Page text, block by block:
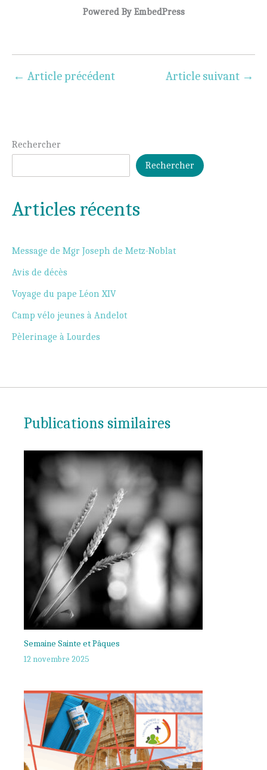
Powered By EmbedPress
← Article précédent Article suivant →
Rechercher
Rechercher
Articles récents
Message de Mgr Joseph de Metz-Noblat
Avis de décès
Voyage du pape Léon XIV
Camp vélo jeunes à Andelot
Pèlerinage à Lourdes
Publications similaires
Semaine Sainte et Pâques
12 novembre 2025